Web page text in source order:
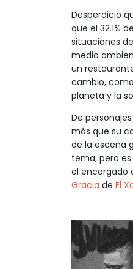
Desperdicio
que el 32.1%
situaciones
medio
un
cambio,
planeta y la
De
más que su
de la escena
tema, pero
el encargado
Gracia de El